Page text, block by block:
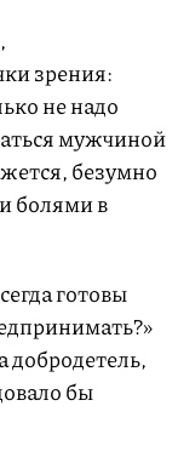
зрения:
не надо
мужчиной
безумно
болями в
готовы
бы